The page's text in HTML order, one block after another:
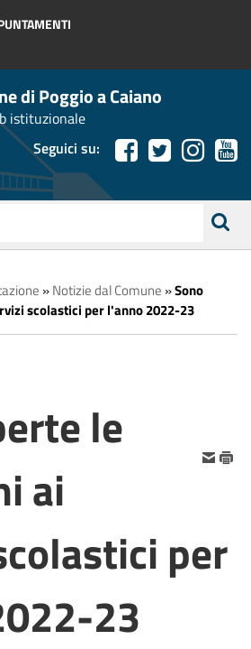
di Poggio a Caiano
istituzionale
Seguici su:
»Notizie dal Comune »Sono
scolastici per l'anno 2022-23
le
ai
per
23